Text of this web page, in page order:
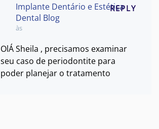
Implante Dentário e Estética
Dental Blog
às
REPLY
OlÁ Sheila , precisamos examinar
seu caso de periodontite para
poder planejar o tratamento